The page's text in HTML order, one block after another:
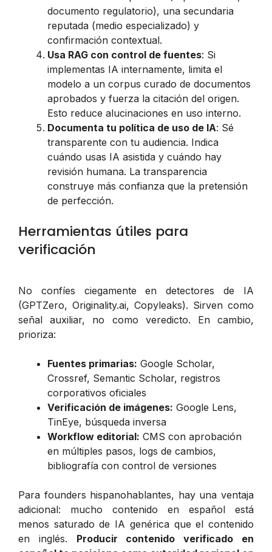
documento regulatorio), una secundaria
reputada (medio especializado) y
confirmación contextual.
Usa RAG con control de fuentes: Si
implementas IA internamente, limita el
modelo a un corpus curado de documentos
aprobados y fuerza la citación del origen.
Esto reduce alucinaciones en uso interno.
Documenta tu política de uso de IA: Sé
transparente con tu audiencia. Indica
cuándo usas IA asistida y cuándo hay
revisión humana. La transparencia
construye más confianza que la pretensión
de perfección.
Herramientas útiles para
verificación
No confíes ciegamente en detectores de IA
(GPTZero, Originality.ai, Copyleaks). Sirven como
señal auxiliar, no como veredicto. En cambio,
prioriza:
Fuentes primarias: Google Scholar,
Crossref, Semantic Scholar, registros
corporativos oficiales
Verificación de imágenes: Google Lens,
TinEye, búsqueda inversa
Workflow editorial: CMS con aprobación
en múltiples pasos, logs de cambios,
bibliografía con control de versiones
Para founders hispanohablantes, hay una ventaja
adicional: mucho contenido en español está
menos saturado de IA genérica que el contenido
en inglés. Producir contenido verificado en